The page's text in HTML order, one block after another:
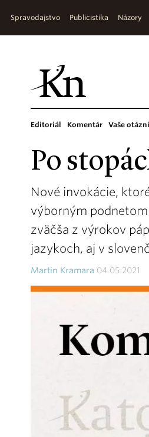
Spravodajstvo Publicistika Názory
Editoriál Komentár Vaše
Po
Nové invokácie,
výborným
zväčša z výrokov
jazykoch, aj v
Martin Kramara 04.05.2021